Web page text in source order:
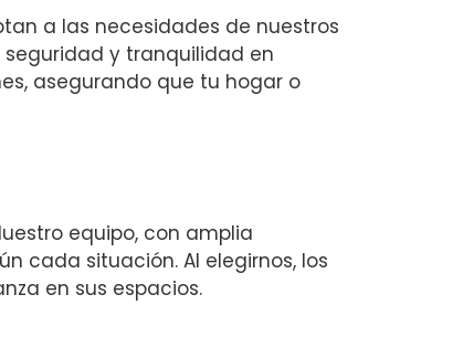
a las necesidades de nuestros
y tranquilidad en
asegurando que tu hogar o
equipo, con amplia
cada situación. Al elegirnos, los
en sus espacios.